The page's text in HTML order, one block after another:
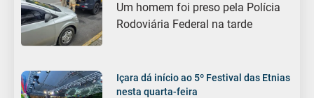
Um homem foi preso pela Polícia
Rodoviária Federal na tarde
Içara dá início ao 5º Festival das Etnias
nesta quarta-feira